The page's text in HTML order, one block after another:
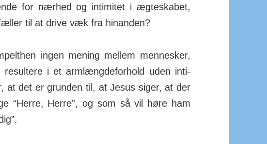
for nærhed og inti­mitet i ægte­skabet,
til at drive væk fra hinanden?
ingen mening mellem men­­nesker,
resul­tere i et arm­læng­de­for­hold uden inti­
at det er grunden til, at Jesus siger, at der
“Herre, Herre”, og som så vil høre ham